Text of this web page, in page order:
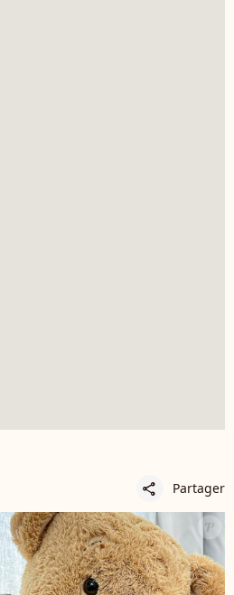
share Partager